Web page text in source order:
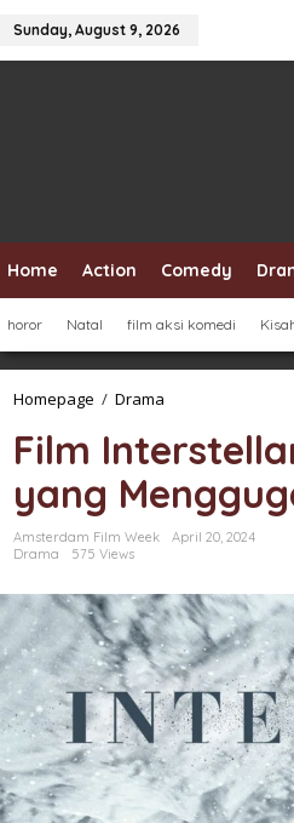
Sunday, August 9, 2026
Home Action Comedy
horor Natal film aksi komedi
Homepage / Drama
Eksplorasi
Luar
Angkasa
yang
Menggugah
Hati
Film
yang
Amsterdam Film Week
April 20, 2024
Drama
575 Views